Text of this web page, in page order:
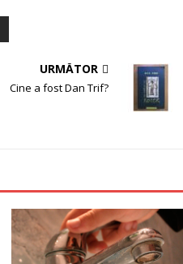
URMĂTOR
Cine a fost Dan Trif?